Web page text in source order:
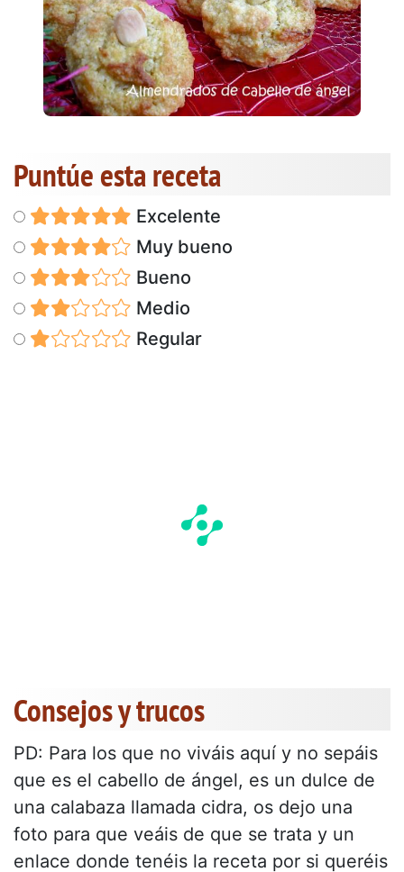
Puntúe esta receta
Excelente
Muy bueno
Bueno
Medio
Regular
Consejos y trucos
PD: Para los que no viváis aquí y no sepáis
que es el cabello de ángel, es un dulce de
una calabaza llamada cidra, os dejo una
foto para que veáis de que se trata y un
enlace donde tenéis la receta por si queréis